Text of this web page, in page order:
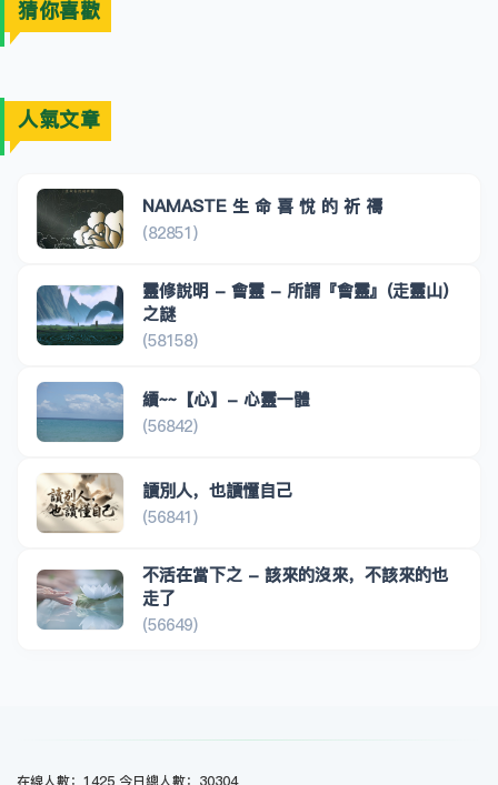
猜你喜歡
人氣文章
NAMASTE 生 命 喜 悅 的 祈 禱
(82851)
靈修說明 - 會靈 - 所謂『會靈』(走靈山)
之謎
(58158)
續~~【心】- 心靈一體
(56842)
讀別人，也讀懂自己
(56841)
不活在當下之 - 該來的沒來，不該來的也
走了
(56649)
在線人數：1425 今日總人數：30304